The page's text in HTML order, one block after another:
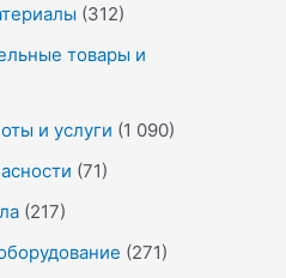
(312)
товары и
и услуги (1 090)
(71)
(217)
(271)